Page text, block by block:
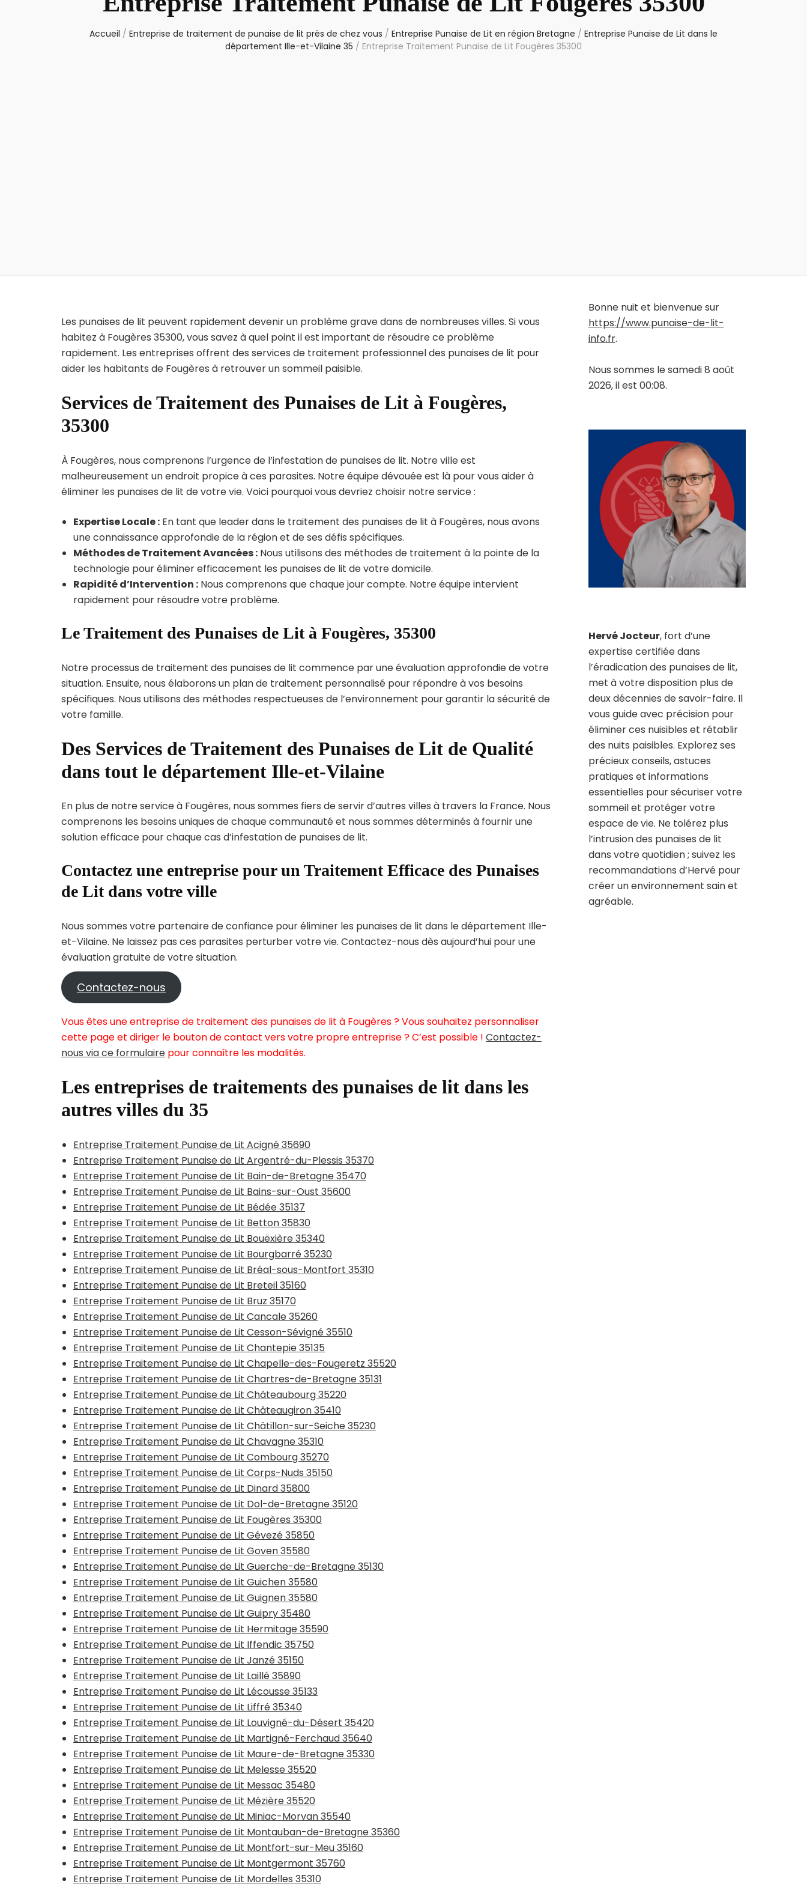
Accueil / Entreprise de traitement de punaise de lit près de chez vous / Entreprise Punaise de Lit en région Bretagne / Entreprise Punaise de Lit dans le
département Ille-et-Vilaine 35 / Entreprise Traitement Punaise de Lit Fougères 35300
Les punaises de lit peuvent rapidement devenir un problème grave dans de nombreuses villes. Si vous
habitez à Fougères 35300, vous savez à quel point il est important de résoudre ce problème
rapidement. Les entreprises offrent des services de traitement professionnel des punaises de lit pour
aider les habitants de Fougères à retrouver un sommeil paisible.
Services de Traitement des Punaises de Lit à Fougères,
35300
À Fougères, nous comprenons l’urgence de l’infestation de punaises de lit. Notre ville est
malheureusement un endroit propice à ces parasites. Notre équipe dévouée est là pour vous aider à
éliminer les punaises de lit de votre vie. Voici pourquoi vous devriez choisir notre service :
Expertise Locale : En tant que leader dans le traitement des punaises de lit à Fougères, nous avons
une connaissance approfondie de la région et de ses défis spécifiques.
Méthodes de Traitement Avancées : Nous utilisons des méthodes de traitement à la pointe de la
technologie pour éliminer efficacement les punaises de lit de votre domicile.
Rapidité d’Intervention : Nous comprenons que chaque jour compte. Notre équipe intervient
rapidement pour résoudre votre problème.
Le Traitement des Punaises de Lit à Fougères, 35300
Notre processus de traitement des punaises de lit commence par une évaluation approfondie de votre
situation. Ensuite, nous élaborons un plan de traitement personnalisé pour répondre à vos besoins
spécifiques. Nous utilisons des méthodes respectueuses de l’environnement pour garantir la sécurité de
votre famille.
Des Services de Traitement des Punaises de Lit de Qualité
dans tout le département Ille-et-Vilaine
En plus de notre service à Fougères, nous sommes fiers de servir d’autres villes à travers la France. Nous
comprenons les besoins uniques de chaque communauté et nous sommes déterminés à fournir une
solution efficace pour chaque cas d’infestation de punaises de lit.
Contactez une entreprise pour un Traitement Efficace des Punaises
de Lit dans votre ville
Nous sommes votre partenaire de confiance pour éliminer les punaises de lit dans le département Ille-
et-Vilaine. Ne laissez pas ces parasites perturber votre vie. Contactez-nous dès aujourd’hui pour une
évaluation gratuite de votre situation.
Contactez-nous
Vous êtes une entreprise de traitement des punaises de lit à Fougères ? Vous souhaitez personnaliser
cette page et diriger le bouton de contact vers votre propre entreprise ? C’est possible ! Contactez-
nous via ce formulaire pour connaître les modalités.
Les entreprises de traitements des punaises de lit dans les
autres villes du 35
Entreprise Traitement Punaise de Lit Acigné 35690
Entreprise Traitement Punaise de Lit Argentré-du-Plessis 35370
Entreprise Traitement Punaise de Lit Bain-de-Bretagne 35470
Entreprise Traitement Punaise de Lit Bains-sur-Oust 35600
Entreprise Traitement Punaise de Lit Bédée 35137
Entreprise Traitement Punaise de Lit Betton 35830
Entreprise Traitement Punaise de Lit Bouëxière 35340
Entreprise Traitement Punaise de Lit Bourgbarré 35230
Entreprise Traitement Punaise de Lit Bréal-sous-Montfort 35310
Entreprise Traitement Punaise de Lit Breteil 35160
Entreprise Traitement Punaise de Lit Bruz 35170
Entreprise Traitement Punaise de Lit Cancale 35260
Entreprise Traitement Punaise de Lit Cesson-Sévigné 35510
Entreprise Traitement Punaise de Lit Chantepie 35135
Entreprise Traitement Punaise de Lit Chapelle-des-Fougeretz 35520
Entreprise Traitement Punaise de Lit Chartres-de-Bretagne 35131
Entreprise Traitement Punaise de Lit Châteaubourg 35220
Entreprise Traitement Punaise de Lit Châteaugiron 35410
Entreprise Traitement Punaise de Lit Châtillon-sur-Seiche 35230
Entreprise Traitement Punaise de Lit Chavagne 35310
Entreprise Traitement Punaise de Lit Combourg 35270
Entreprise Traitement Punaise de Lit Corps-Nuds 35150
Entreprise Traitement Punaise de Lit Dinard 35800
Entreprise Traitement Punaise de Lit Dol-de-Bretagne 35120
Entreprise Traitement Punaise de Lit Fougères 35300
Entreprise Traitement Punaise de Lit Gévezé 35850
Entreprise Traitement Punaise de Lit Goven 35580
Entreprise Traitement Punaise de Lit Guerche-de-Bretagne 35130
Entreprise Traitement Punaise de Lit Guichen 35580
Entreprise Traitement Punaise de Lit Guignen 35580
Entreprise Traitement Punaise de Lit Guipry 35480
Entreprise Traitement Punaise de Lit Hermitage 35590
Entreprise Traitement Punaise de Lit Iffendic 35750
Entreprise Traitement Punaise de Lit Janzé 35150
Entreprise Traitement Punaise de Lit Laillé 35890
Entreprise Traitement Punaise de Lit Lécousse 35133
Entreprise Traitement Punaise de Lit Liffré 35340
Entreprise Traitement Punaise de Lit Louvigné-du-Désert 35420
Entreprise Traitement Punaise de Lit Martigné-Ferchaud 35640
Entreprise Traitement Punaise de Lit Maure-de-Bretagne 35330
Entreprise Traitement Punaise de Lit Melesse 35520
Entreprise Traitement Punaise de Lit Messac 35480
Entreprise Traitement Punaise de Lit Mézière 35520
Entreprise Traitement Punaise de Lit Miniac-Morvan 35540
Entreprise Traitement Punaise de Lit Montauban-de-Bretagne 35360
Entreprise Traitement Punaise de Lit Montfort-sur-Meu 35160
Entreprise Traitement Punaise de Lit Montgermont 35760
Entreprise Traitement Punaise de Lit Mordelles 35310
Bonne nuit et bienvenue sur
https://www.punaise-de-lit-
info.fr.
Nous sommes le samedi 8 août
2026, il est 00:08.
Hervé Jocteur, fort d’une
expertise certifiée dans
l’éradication des punaises de lit,
met à votre disposition plus de
deux décennies de savoir-faire. Il
vous guide avec précision pour
éliminer ces nuisibles et rétablir
des nuits paisibles. Explorez ses
précieux conseils, astuces
pratiques et informations
essentielles pour sécuriser votre
sommeil et protéger votre
espace de vie. Ne tolérez plus
l’intrusion des punaises de lit
dans votre quotidien ; suivez les
recommandations d’Hervé pour
créer un environnement sain et
agréable.